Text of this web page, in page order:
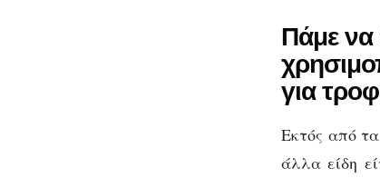
Πάμε να
για
Εκτός από
άλλα είδη